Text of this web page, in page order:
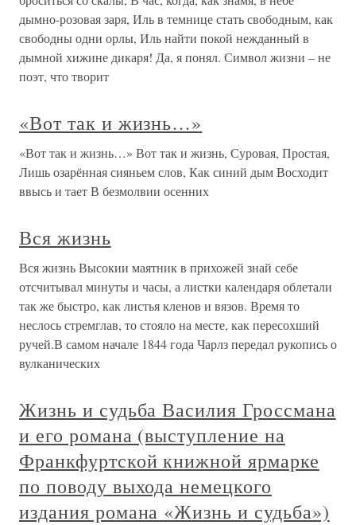
дымно-розовая заря, Иль в темнице стать свободным, как
свободны одни орлы, Иль найти покой нежданный в
дымной хижине дикаря! Да, я понял. Символ жизни – не
поэт, что творит
«Вот так и жизнь…»
«Вот так и жизнь…» Вот так и жизнь, Суровая, Простая,
Лишь озарённая сияньем слов, Как синий дым Восходит
ввысь и тает В безмолвии осенних
Вся жизнь
Вся жизнь Высокии маятник в прихожей знай себе
отсчитывал минуты и часы, а листки календаря облетали
так же быстро, как листья кленов и вязов. Время то
неслось стремглав, то стояло на месте, как пересохший
ручей.В самом начале 1844 года Чарлз передал рукопись о
вулканических
Жизнь и судьба Василия Гроссмана
и его романа (выступление на
Франкфуртской книжной ярмарке
по поводу выхода немецкого
издания романа «Жизнь и судьба»)